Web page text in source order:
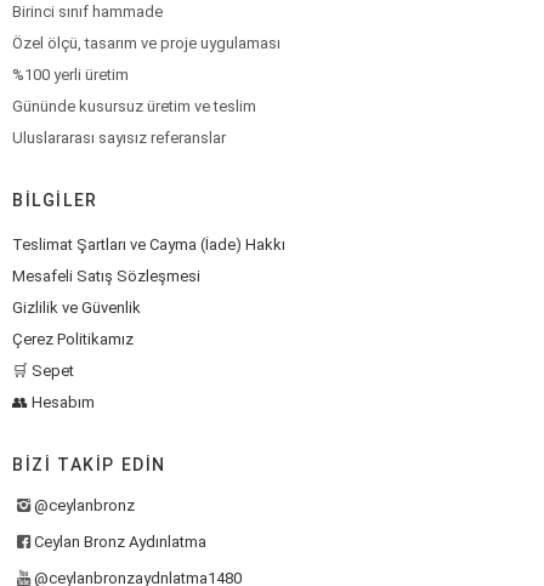
Birinci sınıf hammade
Özel ölçü, tasarım ve proje uygulaması
%100 yerli üretim
Gününde kusursuz üretim ve teslim
Uluslararası sayısız referanslar
BILGILER
Teslimat Şartları ve Cayma (İade) Hakkı
Mesafeli Satış Sözleşmesi
Gizlilik ve Güvenlik
Çerez Politikamız
🛒 Sepet
👥 Hesabım
BIZI TAKIP EDIN
@ceylanbronz
Ceylan Bronz Aydınlatma
@ceylanbronzaydnlatma1480